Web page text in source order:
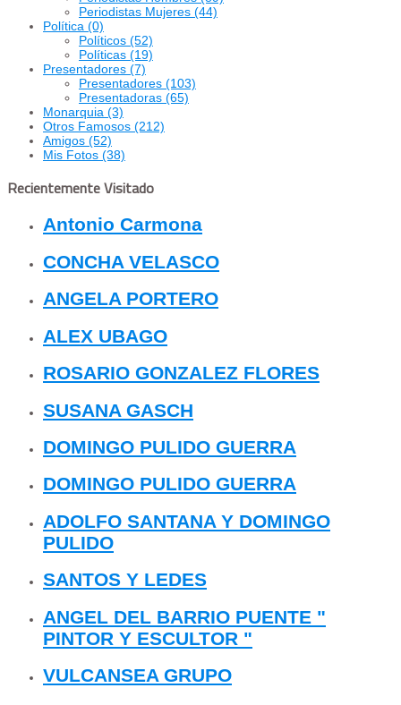
Periodistas Mujeres (44)
Política (0)
Políticos (52)
Políticas (19)
Presentadores (7)
Presentadores (103)
Presentadoras (65)
Monarquia (3)
Otros Famosos (212)
Amigos (52)
Mis Fotos (38)
Recientemente Visitado
Antonio Carmona
CONCHA VELASCO
ANGELA PORTERO
ALEX UBAGO
ROSARIO GONZALEZ FLORES
SUSANA GASCH
DOMINGO PULIDO GUERRA
DOMINGO PULIDO GUERRA
ADOLFO SANTANA Y DOMINGO
PULIDO
SANTOS Y LEDES
ANGEL DEL BARRIO PUENTE "
PINTOR Y ESCULTOR "
VULCANSEA GRUPO